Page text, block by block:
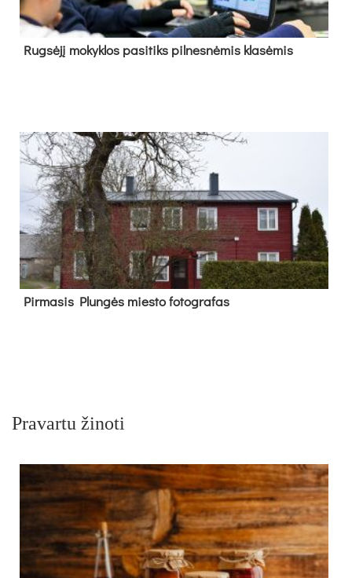
Rug­sė­jį mo­kyk­los pa­si­tiks pil­nes­nė­mis kla­sė­mis
Pir­ma­sis Plun­gės mies­to fo­tog­ra­fas
Pravartu žinoti